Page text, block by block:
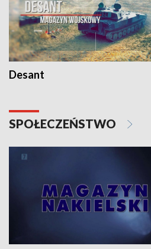
Desant
SPOŁECZEŃSTWO